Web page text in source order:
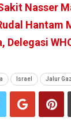
Nasser
Hantam
Delegasi
Israel Jalur